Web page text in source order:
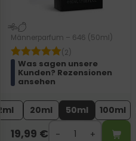
Männerparfum – 646 (50ml)
(2)
Was sagen unsere
Kunden? Rezensionen
ansehen
20ml 50ml 100ml
19,99 €